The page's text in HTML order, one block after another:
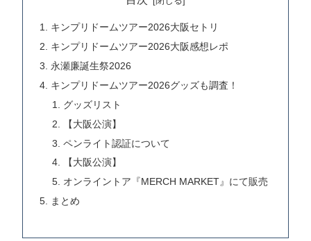
キンプリドームツアー2026大阪セトリ
キンプリドームツアー2026大阪感想レポ
永瀬廉誕生祭2026
キンプリドームツアー2026グッズも調査！
グッズリスト
【大阪公演】
ペンライト認証について
【大阪公演】
オンライントア『MERCH MARKET』にて販売
まとめ